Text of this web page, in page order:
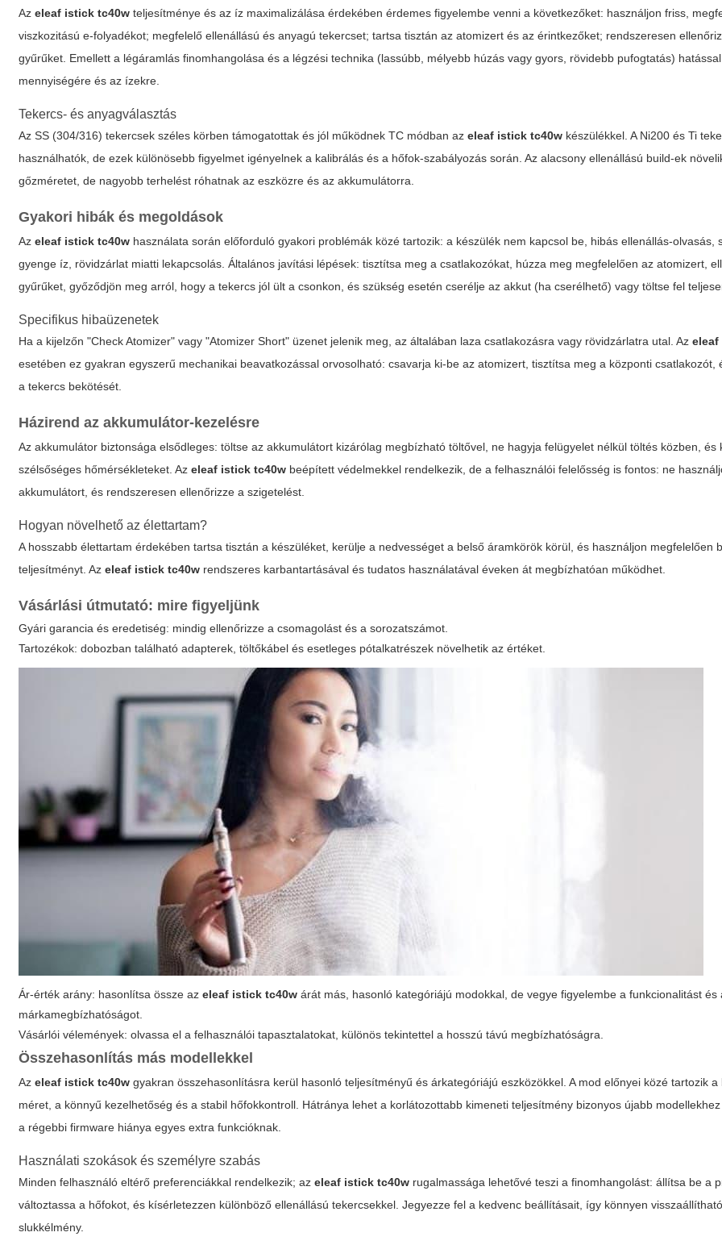
Azeleaf istick tc40w teljesítménye és az íz maximalizálása érdekében érdemes figyelembe venni a következőket: használjon friss,
viszkozitású e-folyadékot; megfelelő ellenállású és anyagú tekercset; tartsa tisztán az atomizert és az érintkezőket; rendszeresen
gyűrűket. Emellett a légáramlás finomhangolása és a légzési technika (lassúbb, mélyebb húzás vagy gyors, rövidebb pufogtatás)
mennyiségére és az ízekre.
Tekercs- és anyagválasztás
Az SS (304/316) tekercsek széles körben támogatottak és jól működnek TC módban azeleaf istick tc40w készülékkel. A Ni200 és Ti
használhatók, de ezek különösebb figyelmet igényelnek a kalibrálás és a hőfok-szabályozás során. Az alacsony ellenállású build-ek
gőzméretet, de nagyobb terhelést róhatnak az eszközre és az akkumulátorra.
Gyakori hibák és megoldások
Azeleaf istick tc40w használata során előforduló gyakori problémák közé tartozik: a készülék nem kapcsol be, hibás ellenállás-olvasás,
gyenge íz, rövidzárlat miatti lekapcsolás. Általános javítási lépések: tisztítsa meg a csatlakozókat, húzza meg megfelelően az atomizert,
gyűrűket, győződjön meg arról, hogy a tekercs jól ült a csonkon, és szükség esetén cserélje az akkut (ha cserélhető) vagy töltse fel
Specifikus hibaüzenetek
Ha a kijelzőn "Check Atomizer" vagy "Atomizer Short" üzenet jelenik meg, az általában laza csatlakozásra vagy rövidzárlatra utal. Az
esetében ez gyakran egyszerű mechanikai beavatkozással orvosolható: csavarja ki-be az atomizert, tisztítsa meg a központi csatlakozót,
a tekercs bekötését.
Házirend az akkumulátor-kezelésre
Az akkumulátor biztonsága elsődleges: töltse az akkumulátort kizárólag megbízható töltővel, ne hagyja felügyelet nélkül töltés közben, és
szélsőséges hőmérsékleteket. Azeleaf istick tc40w beépített védelmekkel rendelkezik, de a felhasználói felelősség is fontos: ne
akkumulátort, és rendszeresen ellenőrizze a szigetelést.
Hogyan növelhető az élettartam?
A hosszabb élettartam érdekében tartsa tisztán a készüléket, kerülje a nedvességet a belső áramkörök körül, és használjon megfelelően
teljesítményt. Azeleaf istick tc40w rendszeres karbantartásával és tudatos használatával éveken át megbízhatóan működhet.
Vásárlási útmutató: mire figyeljünk
Gyári garancia és eredetiség: mindig ellenőrizze a csomagolást és a sorozatszámot.
Tartozékok: dobozban található adapterek, töltőkábel és esetleges pótalkatrészek növelhetik az értéket.
Ár-érték arány: hasonlítsa össze azeleaf istick tc40w árát más, hasonló kategóriájú modokkal, de vegye figyelembe a funkcionalitást és
márkamegbízhatóságot.
Vásárlói vélemények: olvassa el a felhasználói tapasztalatokat, különös tekintettel a hosszú távú megbízhatóságra.
Összehasonlítás más modellekkel
Azeleaf istick tc40w gyakran összehasonlításra kerül hasonló teljesítményű és árkategóriájú eszközökkel. A mod előnyei közé tartozik a
méret, a könnyű kezelhetőség és a stabil hőfokkontroll. Hátránya lehet a korlátozottabb kimeneti teljesítmény bizonyos újabb
a régebbi firmware hiánya egyes extra funkcióknak.
Használati szokások és személyre szabás
Minden felhasználó eltérő preferenciákkal rendelkezik; azeleaf istick tc40w rugalmassága lehetővé teszi a finomhangolást: állítsa be a
változtassa a hőfokot, és kísérletezzen különböző ellenállású tekercsekkel. Jegyezze fel a kedvenc beállításait, így könnyen
slukkélmény.